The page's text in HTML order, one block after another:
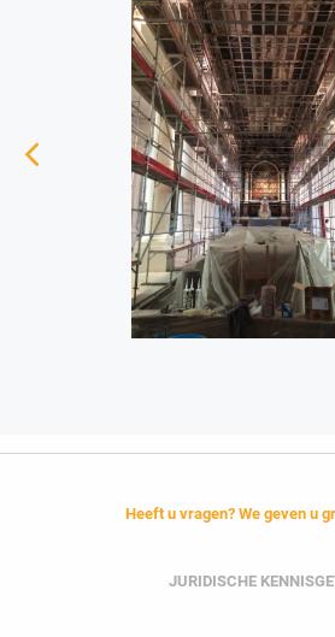
Heeft u vragen? We geven u
JURIDISCHE